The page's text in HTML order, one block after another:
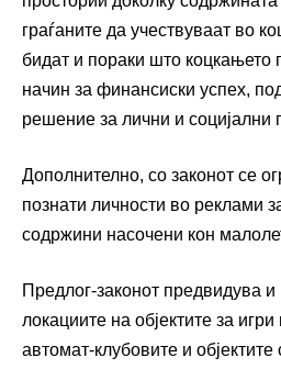
граѓаните да учествуваат во
бидат и пораки што коцкањето
начин за финансиски успех,
решение за лични и социјални
Дополнително, со законот се
познати личности во реклами
содржини насочени кон
Предлог-законот предвидува и
локациите на објектите за
автомат-клубовите и објектите